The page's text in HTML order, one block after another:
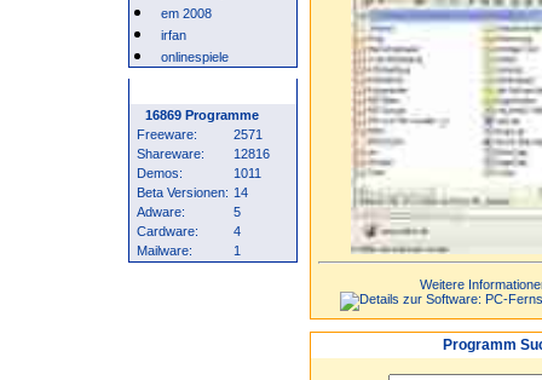
em 2008
irfan
onlinespiele
16869 Programme
Freeware:
2571
Shareware:
12816
Demos:
1011
Beta Versionen: 14
Adware:
5
Cardware:
4
Mailware:
1
Weitere
Programm